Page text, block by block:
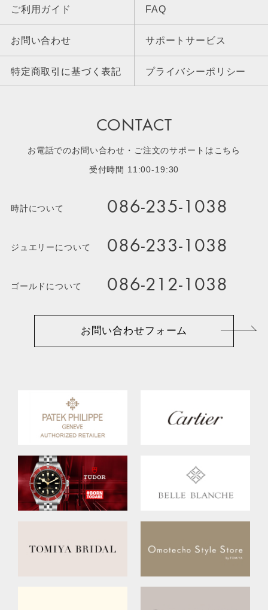
ご利用ガイド FAQ
お問い合わせ サポートサービス
特定商取引に基づく表記 プライバシーポリシー
CONTACT
お電話でのお問い合わせ・ご注文のサポートはこちら
受付時間 11:00-19:30
時計について 086-235-1038
ジュエリーについて 086-233-1038
ゴールドについて 086-212-1038
お問い合わせフォーム